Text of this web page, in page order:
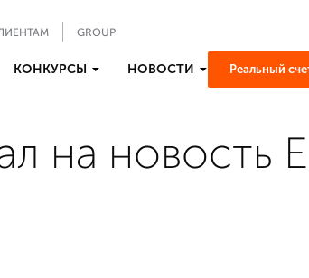
GROUP
КОНКУРСЫ НОВОСТИ Реальный
на новость